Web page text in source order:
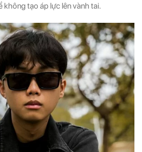
tạo áp lực lên vành tai.